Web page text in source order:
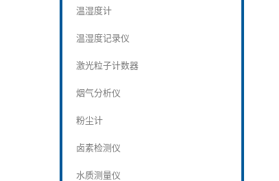
温湿度计
温湿度记录仪
激光粒子计数器
烟气分析仪
粉尘计
卤素检测仪
水质测量仪